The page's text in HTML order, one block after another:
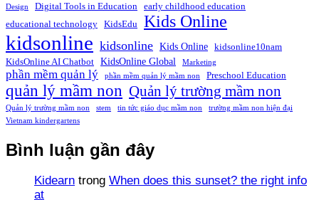
Design
Digital Tools in Education
early childhood education
educational technology
KidsEdu Kids Online
kidsonline kidsonline Kids Online
kidsonline10nam
KidsOnline AI Chatbot
KidsOnline Global Marketing
phần mềm quản lý phần mềm quản lý mầm non Preschool Education
quản lý mầm non Quản lý trường mầm non
Quản lý trường mầm non stem tin tức giáo dục mầm non
trường mầm non hiện đại
Vietnam kindergartens
Bình luận gần đây
Kidearn trong When does this sunset? the right info
at